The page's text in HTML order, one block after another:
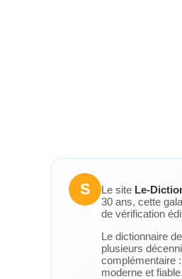
S Le site Le-
30 ans, cette
de vérification
Le dictionnaire
plusieurs
complémentaire
moderne et fiable.